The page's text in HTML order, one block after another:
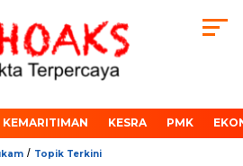
KEMARITIMAN KESRA PMK
/ Topik Terkini